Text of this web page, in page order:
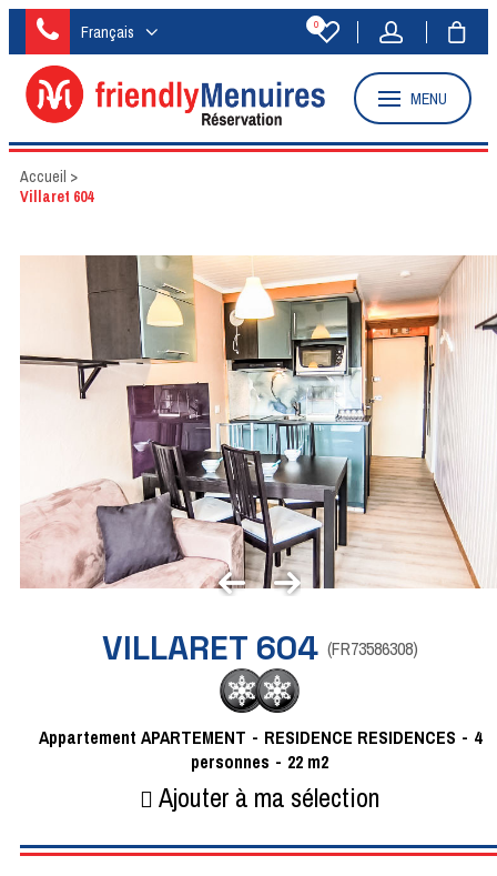
Français 0
MENU
Accueil >
Villaret 604
VILLARET 604 (FR73586308)
Appartement APARTEMENT RESIDENCE RESIDENCES
4
personnes
22 m2
Ajouter à ma sélection